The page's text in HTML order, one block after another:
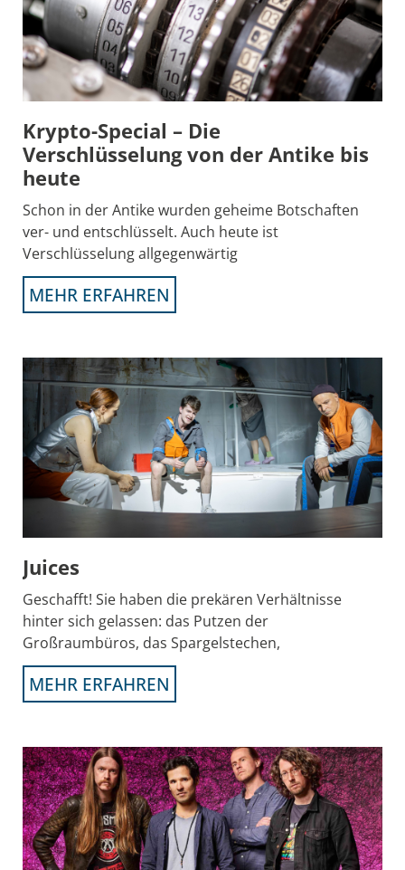
Krypto-Special – Die
Verschlüsselung von der Antike bis
heute
Schon in der Antike wurden geheime Botschaften
ver- und entschlüsselt. Auch heute ist
Verschlüsselung allgegenwärtig
MEHR ERFAHREN
Juices
Geschafft! Sie haben die prekären Verhältnisse
hinter sich gelassen: das Putzen der
Großraumbüros, das Spargelstechen,
MEHR ERFAHREN